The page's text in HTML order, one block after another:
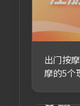
出门按
摩的5个